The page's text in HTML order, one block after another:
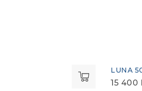
LUNA
15 400